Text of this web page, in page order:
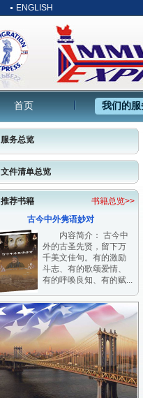
ENGLISH
首页 我们的服
服务总览
文件清单总览
推荐书籍
书籍总览>>
古今中外隽语妙对
内容简介： 古今中
外的古圣先贤，留下万
千美文佳句。有的激励
斗志、有的歌颂爱情、
有的呼唤良知、有的赋...